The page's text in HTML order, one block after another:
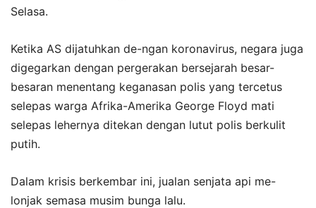
Selasa.
Ketika AS dijatuhkan de-ngan koronavirus, negara juga
digegarkan dengan pergerakan bersejarah besar-
besaran menentang keganasan polis yang tercetus
selepas warga Afrika-Amerika George Floyd mati
selepas lehernya ditekan dengan lutut polis berkulit
putih.
Dalam krisis berkembar ini, jualan senjata api me-
lonjak semasa musim bunga lalu.